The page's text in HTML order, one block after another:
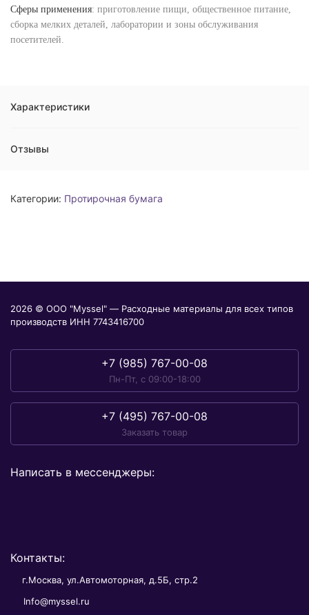
Сферы применения: приготовление пищи, общественное питание,
сборка мелких деталей, лаборатории и зоны обслуживания
посетителей.
Характеристики
Отзывы
Категории: Протирочная бумага
2026 © ООО "Myssel" — Расходные материалы для всех типов
производств ИНН 7743416700
+7 (985) 767-00-08
Пн-Пт, с 09:00-18:00
+7 (495) 767-00-08
Заказать товар
Написать в мессенджеры:
Контакты:
г.Москва, ул.Автомоторная, д.5Б, стр.2
Info@myssel.ru